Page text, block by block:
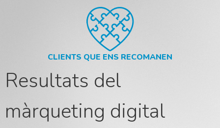
CLIENTS QUE ENS RECOMANEN
Resultats del
màrqueting digital